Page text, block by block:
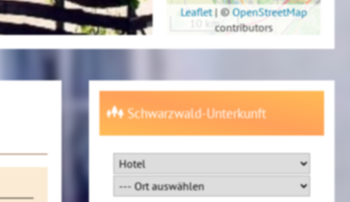
10 km
Leaflet |©OpenStreetMap
contributors
Schwarzwald-Unterkunft